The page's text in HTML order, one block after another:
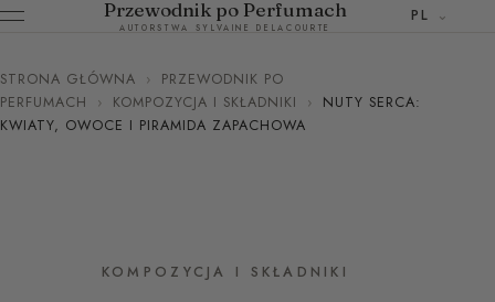
Przewodnik po Perfumach
AUTORSTWA SYLVAINE DELACOURTE
PL
STRONA GŁÓWNA ›
PRZEWODNIK PO
PERFUMACH
› KOMPOZYCJA I SKŁADNIKI ›
NUTY SERCA:
KWIATY, OWOCE I PIRAMIDA ZAPACHOWA
KOMPOZYCJA I SKŁADNIKI